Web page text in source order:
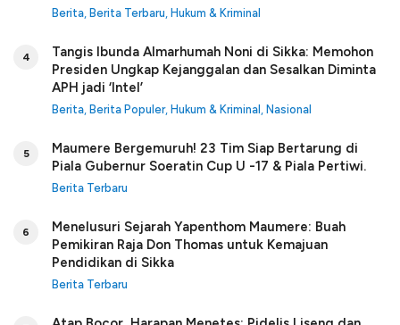
Berita Berita Terbaru Hukum & Kriminal
4
Tangis Ibunda Almarhumah Noni di Sikka: Memohon
Presiden Ungkap Kejanggalan dan Sesalkan Diminta
APH jadi ‘Intel’
Berita Berita Populer, Hukum & Kriminal Nasional
5
Maumere Bergemuruh! 23 Tim Siap Bertarung di
Piala Gubernur Soeratin Cup U -17 & Piala Pertiwi.
Berita Terbaru
6
Menelusuri Sejarah Yapenthom Maumere: Buah
Pemikiran Raja Don Thomas untuk Kemajuan
Pendidikan di Sikka
Berita Terbaru